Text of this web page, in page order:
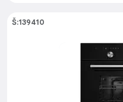
Š:139410